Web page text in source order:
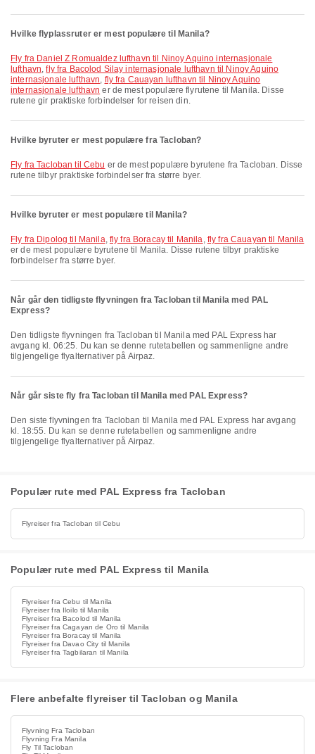
Hvilke flyplassruter er mest populære til Manila?
fly fra Daniel Z Romualdez lufthavn til Ninoy Aquino internasjonale
lufthavn,fly fra Bacolod Silay internasjonale lufthavn til Ninoy Aquino
internasjonale lufthavn, fly fra Cauayan lufthavn til Ninoy Aquino
internasjonale lufthavn er de mest populære flyrutene til Manila. Disse
rutene gir praktiske forbindelser for reisen din.
Hvilke byruter er mest populære fra Tacloban?
fly fra Tacloban til Cebu er de mest populære byrutene fra Tacloban. Disse
rutene tilbyr praktiske forbindelser fra større byer.
Hvilke byruter er mest populære til Manila?
fly fra Dipolog til Manila, fly fra Boracay til Manila, fly fra Cauayan til Manila
er de mest populære byrutene til Manila. Disse rutene tilbyr praktiske
forbindelser fra større byer.
Når går den tidligste flyvningen fra Tacloban til Manila med PAL
Express?
Den tidligste flyvningen fra Tacloban til Manila med PAL Express har
avgang kl. 06:25. Du kan se denne rutetabellen og sammenligne andre
tilgjengelige flyalternativer på Airpaz.
Når går siste fly fra Tacloban til Manila med PAL Express?
Den siste flyvningen fra Tacloban til Manila med PAL Express har avgang
kl. 18:55. Du kan se denne rutetabellen og sammenligne andre
tilgjengelige flyalternativer på Airpaz.
Populær rute med PAL Express fra Tacloban
Flyreiser fra Tacloban til Cebu
Populær rute med PAL Express til Manila
Flyreiser fra Cebu til Manila
Flyreiser fra Iloilo til Manila
Flyreiser fra Bacolod til Manila
Flyreiser fra Cagayan de Oro til Manila
Flyreiser fra Boracay til Manila
Flyreiser fra Davao City til Manila
Flyreiser fra Tagbilaran til Manila
Flere anbefalte flyreiser til Tacloban og Manila
Flyvning Fra Tacloban
Flyvning Fra Manila
Fly Til Tacloban